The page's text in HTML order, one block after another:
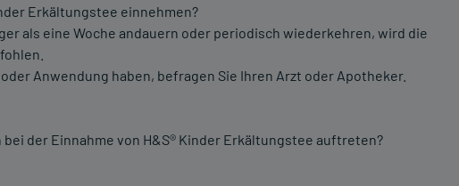
Erkältungstee einnehmen?
als eine Woche andauern oder periodisch wiederkehren, wird die
Anwendung haben, befragen Sie Ihren Arzt oder Apotheker.
der Einnahme von H&S® Kinder Erkältungstee auftreten?